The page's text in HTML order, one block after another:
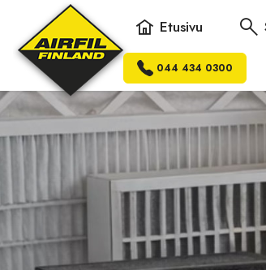
Etusivu
044 434 0300